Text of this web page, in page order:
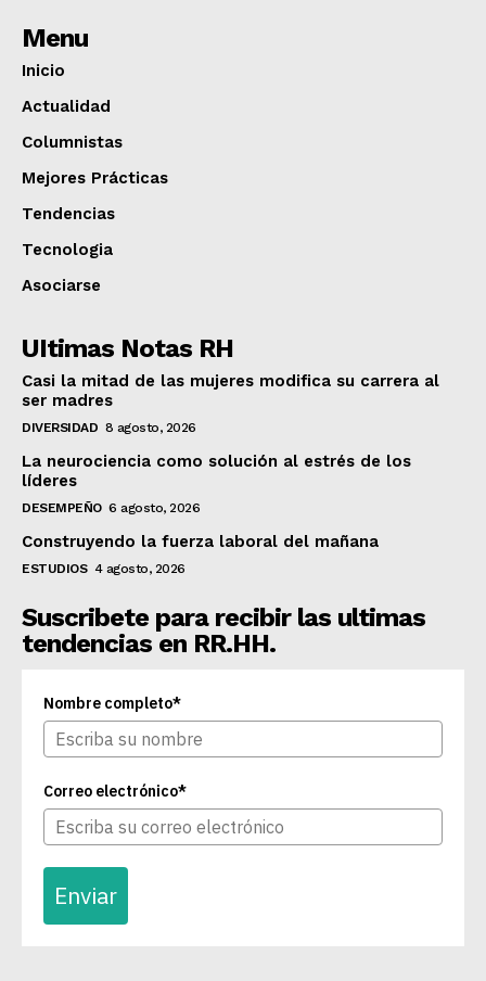
Menu
Inicio
Actualidad
Columnistas
Mejores Prácticas
Tendencias
Tecnologia
Asociarse
UItimas Notas RH
Casi la mitad de las mujeres modifica su carrera al
ser madres
DIVERSIDAD 8 agosto, 2026
La neurociencia como solución al estrés de los
líderes
DESEMPEÑO 6 agosto, 2026
Construyendo la fuerza laboral del mañana
ESTUDIOS 4 agosto, 2026
Suscribete para recibir las ultimas
tendencias en RR.HH.
Nombre completo*
Correo electrónico*
Enviar